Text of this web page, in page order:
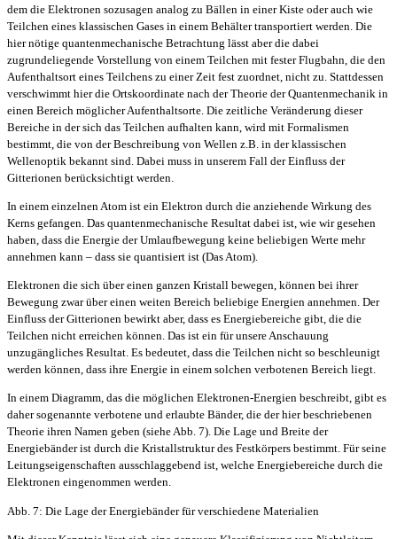
dem die Elektronen sozusagen analog zu Bällen in einer Kiste oder auch wie
Teilchen eines klassischen Gases in einem Behälter transportiert werden. Die
hier nötige quantenmechanische Betrachtung lässt aber die dabei
zugrundeliegende Vorstellung von einem Teilchen mit fester Flugbahn, die den
Aufenthaltsort eines Teilchens zu einer Zeit fest zuordnet, nicht zu. Stattdessen
verschwimmt hier die Ortskoordinate nach der Theorie der Quantenmechanik in
einen Bereich möglicher Aufenthaltsorte. Die zeitliche Veränderung dieser
Bereiche in der sich das Teilchen aufhalten kann, wird mit Formalismen
bestimmt, die von der Beschreibung von Wellen z.B. in der klassischen
Wellenoptik bekannt sind. Dabei muss in unserem Fall der Einfluss der
Gitterionen berücksichtigt werden.
In einem einzelnen Atom ist ein Elektron durch die anziehende Wirkung des
Kerns gefangen. Das quantenmechanische Resultat dabei ist, wie wir gesehen
haben, dass die Energie der Umlaufbewegung keine beliebigen Werte mehr
annehmen kann – dass sie quantisiert ist (Das Atom).
Elektronen die sich über einen ganzen Kristall bewegen, können bei ihrer
Bewegung zwar über einen weiten Bereich beliebige Energien annehmen. Der
Einfluss der Gitterionen bewirkt aber, dass es Energiebereiche gibt, die die
Teilchen nicht erreichen können. Das ist ein für unsere Anschauung
unzugängliches Resultat. Es bedeutet, dass die Teilchen nicht so beschleunigt
werden können, dass ihre Energie in einem solchen verbotenen Bereich liegt.
In einem Diagramm, das die möglichen Elektronen-Energien beschreibt, gibt es
daher sogenannte verbotene und erlaubte Bänder, die der hier beschriebenen
Theorie ihren Namen geben (siehe Abb. 7). Die Lage und Breite der
Energiebänder ist durch die Kristallstruktur des Festkörpers bestimmt. Für seine
Leitungseigenschaften ausschlaggebend ist, welche Energiebereiche durch die
Elektronen eingenommen werden.
Abb. 7: Die Lage der Energiebänder für verschiedene Materialien